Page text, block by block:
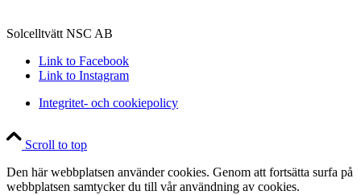
Solcelltvätt NSC AB
Link to Facebook
Link to Instagram
Integritet- och cookiepolicy
Scroll to top
Den här webbplatsen använder cookies. Genom att fortsätta surfa på
webbplatsen samtycker du till vår användning av cookies.